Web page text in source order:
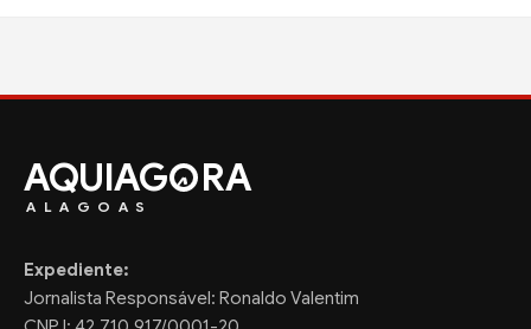
AQUIAG RA
ALAGOAS
Expediente:
Jornalista Responsável: Ronaldo Valentim